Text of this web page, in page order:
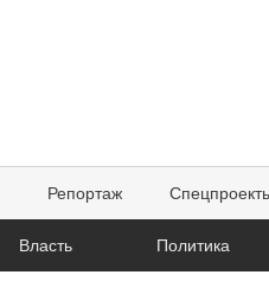
Репортаж
Власть Политика